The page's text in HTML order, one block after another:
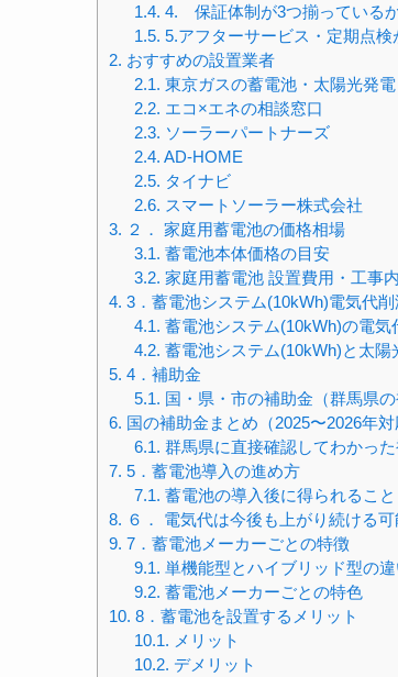
1.4. 4. 保証体制が3つ揃っている
1.5. 5.アフターサービス・定期点検
2. おすすめの設置業者
2.1. 東京ガスの蓄電池・太陽光発電
2.2. エコ×エネの相談窓口
2.3. ソーラーパートナーズ
2.4. AD-HOME
2.5. タイナビ
2.6. スマートソーラー株式会社
3. ２． 家庭用蓄電池の価格相場
3.1. 蓄電池本体価格の目安
3.2. 家庭用蓄電池 設置費用・工事
4. 3．蓄電池システム(10kWh)電気代
4.1. 蓄電池システム(10kWh)の電気
4.2. 蓄電池システム(10kWh)と太陽
5. 4．補助金
5.1. 国・県・市の補助金（群馬県
6. 国の補助金まとめ（2025〜2026年対
6.1. 群馬県に直接確認してわかっ
7. 5．蓄電池導入の進め方
7.1. 蓄電池の導入後に得られること
8. ６． 電気代は今後も上がり続ける可
9. 7．蓄電池メーカーごとの特徴
9.1. 単機能型とハイブリッド型の違
9.2. 蓄電池メーカーごとの特色
10. 8．蓄電池を設置するメリット
10.1. メリット
10.2. デメリット